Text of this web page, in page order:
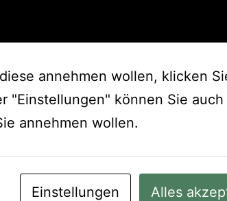
annehmen wollen, klicken
"Einstellungen" können Sie auch
annehmen wollen.
Einstellungen Alles